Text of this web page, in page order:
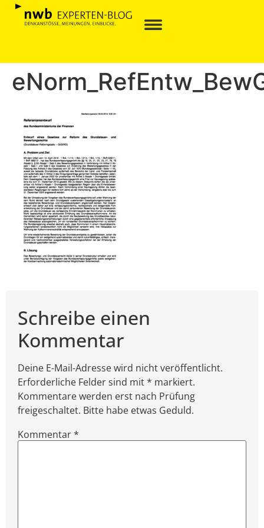
Schreibe einen
Kommentar
Deine E-Mail-Adresse wird nicht veröffentlicht.
Erforderliche Felder sind mit * markiert.
Kommentare werden erst nach Prüfung
freigeschaltet. Bitte habe etwas Geduld.
Kommentar*